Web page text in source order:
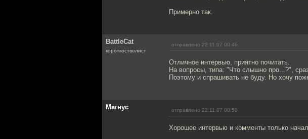
Примерно так.
BattleCat
короткостволист
отправлено 22.11.07 00:46
Отличное интервью, приятно почитать.
На вопросы, типа: "Что слышно про...?",
Поэтому и спрашивать не буду. Но хочу
Магнус отправлено 22.11.07 00:50
Хорошее интервью и комменты только